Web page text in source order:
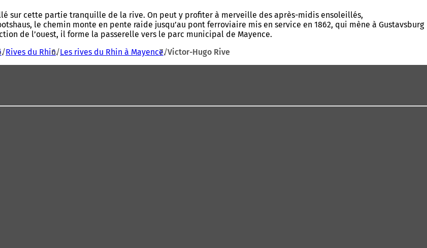
sur cette partie tranquille de la rive. On peut y profiter à merveille des après-midis ensoleillés,
le chemin monte en pente raide jusqu’au pont ferroviaire mis en service en 1862, qui mène à Gustavsburg
de l’ouest, il forme la passerelle vers le parc municipal de Mayence.
Rives du Rhin Les rives du Rhin à Mayence Victor-Hugo Rive